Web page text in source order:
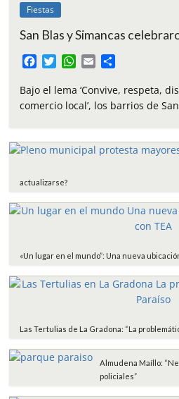
Fiestas
San Blas y Simancas
c
e
o
i
t
r
W
a
t
p
p
a
i
m
p
t
Bajo el lema ‘Convive, respeta,
comercio local’, los barrios de
actualizarse?
«Un lugar en el mundo”: Una nueva
Las Tertulias de La Gradona: “La
Almudena Maíllo:
policiales”